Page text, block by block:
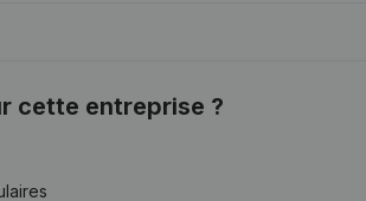
cette entreprise ?